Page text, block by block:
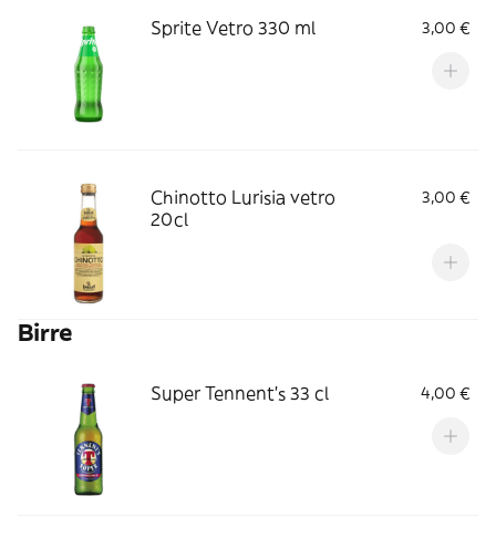
Sprite Vetro 330 ml 3,00 €
Chinotto Lurisia vetro
20cl
3,00 €
Birre
Super Tennent's 33 cl 4,00 €